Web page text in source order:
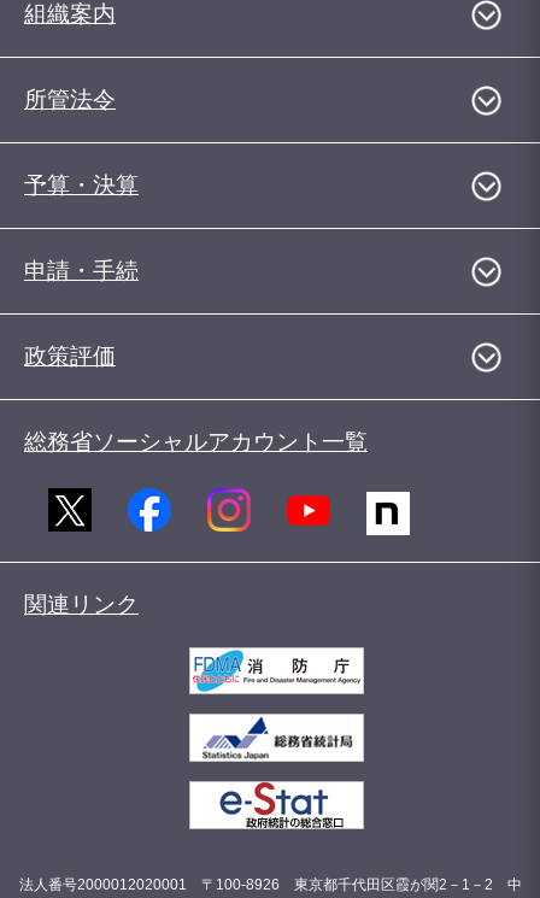
組織案内
所管法令
予算・決算
申請・手続
政策評価
総務省ソーシャルアカウント一覧
関連リンク
法人番号2000012020001 〒100-8926 東京都千代田区霞が関2－1－2 中